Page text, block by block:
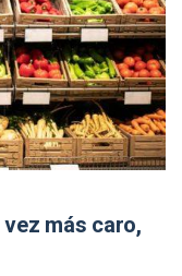
más caro,